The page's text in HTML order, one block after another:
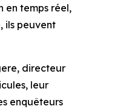
en temps réel,
ils peuvent
directeur
leur
enquêteurs